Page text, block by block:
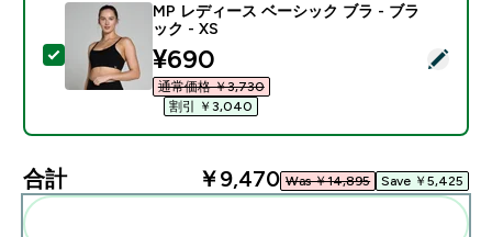
この商品を選択 - MP レディース ベーシック ブラ -
MP レディース ベーシック ブラ - ブラ
ック - XS
discounted price
¥690‎
通常価格 ￥3,730‎
割引 ￥3,040‎
合計 ￥9,470‎ Was ￥14,895‎ Save ￥5,425‎